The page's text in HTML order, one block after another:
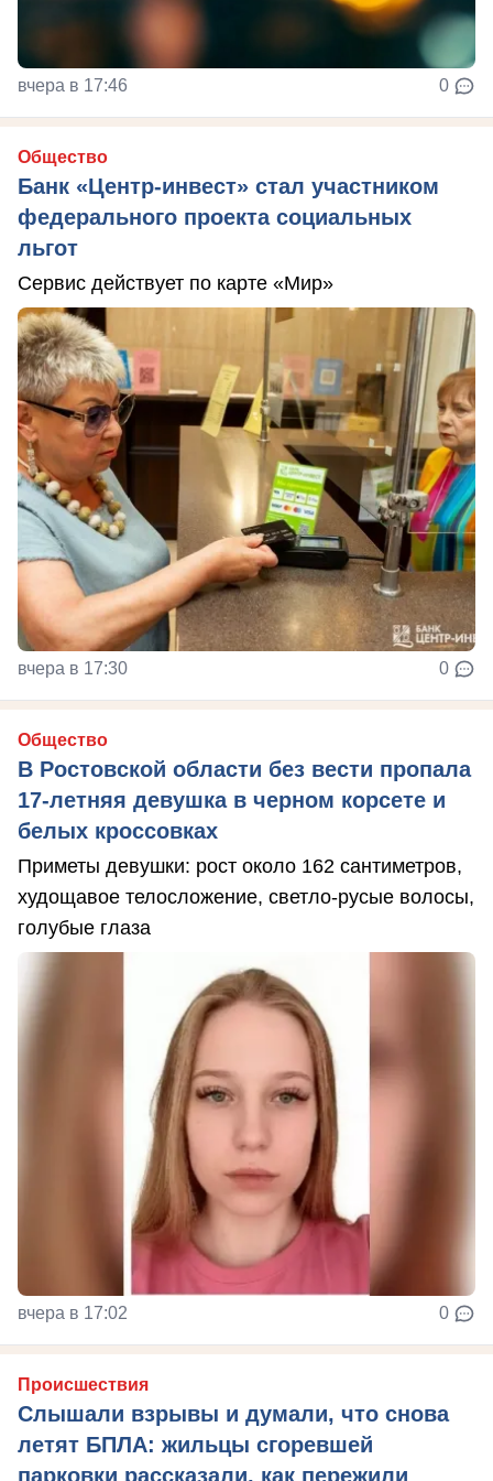
вчера в 17:46 0
Общество
Банк «Центр-инвест» стал участником
федерального проекта социальных
льгот
Сервис действует по карте «Мир»
вчера в 17:30 0
Общество
В Ростовской области без вести пропала
17-летняя девушка в черном корсете и
белых кроссовках
Приметы девушки: рост около 162 сантиметров,
худощавое телосложение, светло-русые волосы,
голубые глаза
вчера в 17:02 0
Происшествия
Слышали взрывы и думали, что снова
летят БПЛА: жильцы сгоревшей
парковки рассказали, как пережили